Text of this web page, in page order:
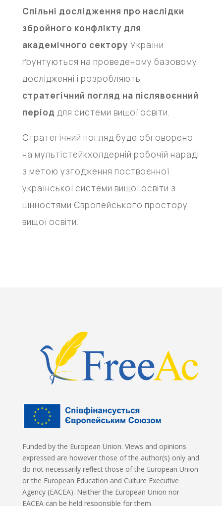
Спільні дослідження про наслідки
збройного конфлікту для
академічного сектору України
ґрунтуються на проведеному базовому
дослідженні і розробляють
стратегічний погляд на післявоєнний
період для системи вищої освіти.
Стратегічний погляд буде обговорено
на мультістейкхолдерній робочій нараді
з метою узгодження поствоєнної
української системи вищої освіти з
цінностями Європейського простору
вищої освіти.
Funded by the European Union. Views and opinions
expressed are however those of the author(s) only and
do not necessarily reflect those of the European Union
or the European Education and Culture Executive
Agency (EACEA). Neither the European Union nor
EACEA can be held responsible for them